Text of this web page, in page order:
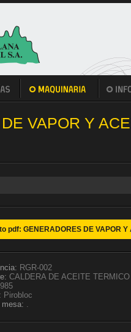
VAPOR Y
pdf: GENERADORES DE VAPOR Y
RGR-002
CALDERA DE ACEITE TERMICO
Pirobloc
.